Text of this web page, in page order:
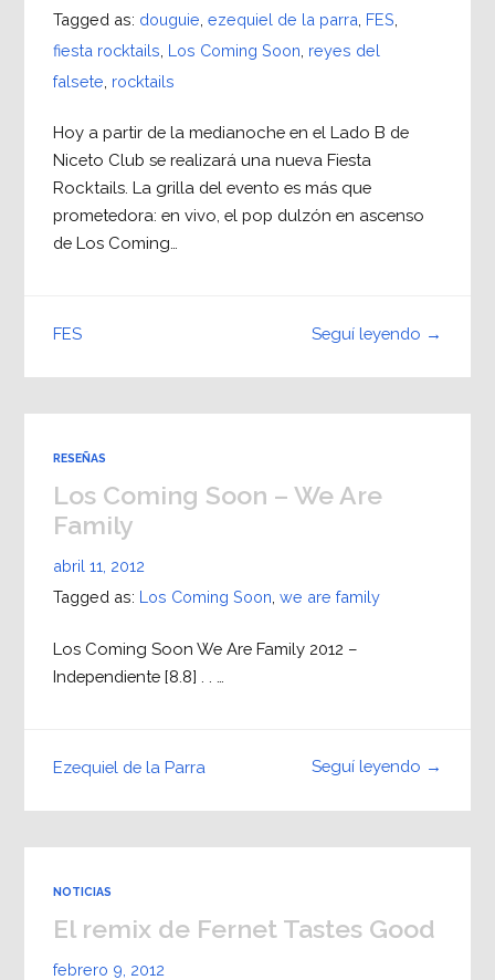
Tagged as: douguie ezequiel de la parra FES
fiesta rocktails Los Coming Soon reyes del
falsete rocktails
Hoy a partir de la medianoche en el Lado B de
Niceto Club se realizará una nueva Fiesta
Rocktails. La grilla del evento es más que
prometedora: en vivo, el pop dulzón en ascenso
de Los Coming…
Seguí leyendo →
FES
RESEÑAS
Los Coming Soon – We Are
Family
abril 11, 2012
Tagged as: Los Coming Soon we are family
Los Coming Soon We Are Family 2012 –
Independiente [8.8] . . …
Seguí leyendo →
Ezequiel de la Parra
NOTICIAS
El remix de Fernet Tastes Good
febrero 9, 2012